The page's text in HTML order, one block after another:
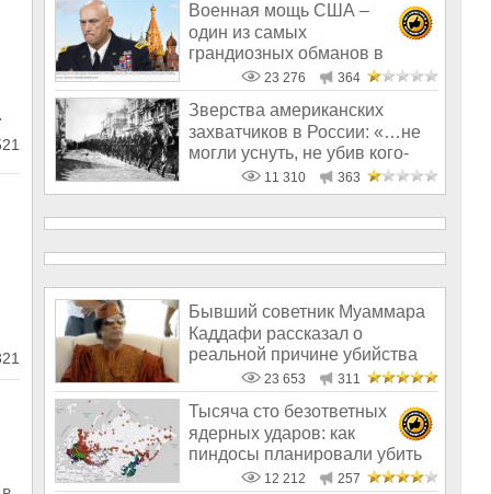
Военная мощь США –
один из самых
грандиозных обманов в
истории человечества
23 276 364
Зверства американских
захватчиков в России: «…не
могли уснуть, не убив кого-
нибудь»
11 310 363
Бывший советник Муаммара
Каддафи рассказал о
реальной причине убийства
главы госуда
23 653 311
Тысяча сто безответных
ядерных ударов: как
пиндосы планировали убить
всех нас 12 212 257